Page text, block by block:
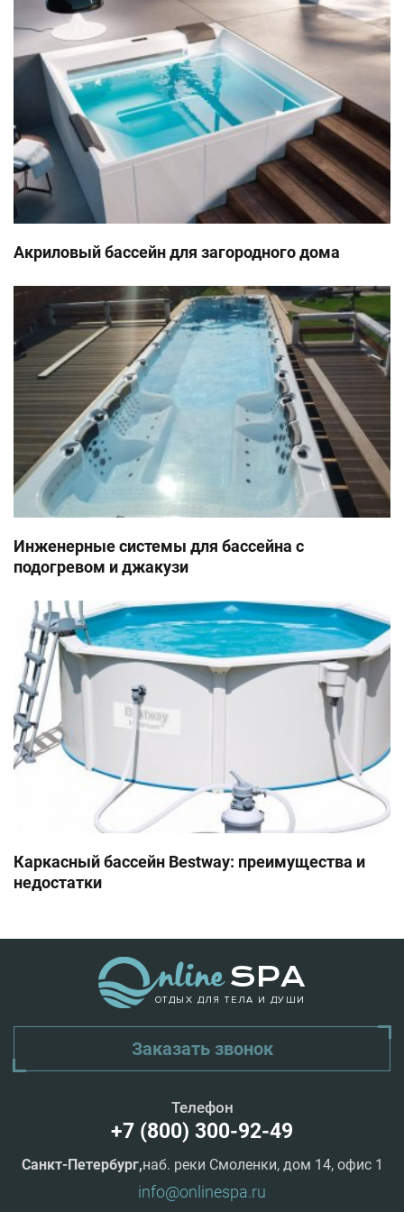
Акриловый бассейн для загородного дома
Инженерные системы для бассейна с
подогревом и джакузи
Каркасный бассейн Bestway: преимущества и
недостатки
ОТДЫХ ДЛЯ ТЕЛА И ДУШИ
Заказать звонок
Телефон
+7 (800) 300-92-49
Санкт-Петербург,наб. реки Смоленки, дом 14, офис 1
info@onlinespa.ru